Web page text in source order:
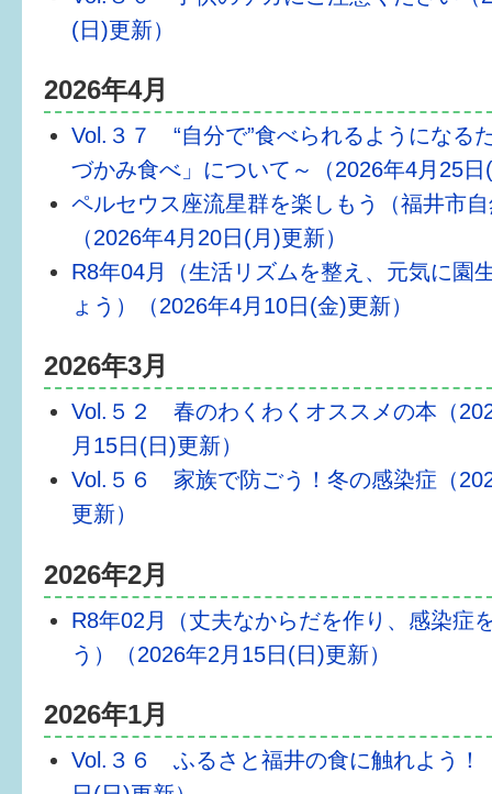
(日)更新）
2026年4月
Vol.３７ “自分で”食べられるようにな
づかみ食べ」について～（2026年4月25
ペルセウス座流星群を楽しもう（福井市
（2026年4月20日(月)更新）
R8年04月（生活リズムを整え、元気に園
ょう）（2026年4月10日(金)更新）
2026年3月
Vol.５２ 春のわくわくオススメの本（
月15日(日)更新）
Vol.５６ 家族で防ごう！冬の感染症（
更新）
2026年2月
R8年02月（丈夫なからだを作り、感染症
う）（2026年2月15日(日)更新）
2026年1月
Vol.３６ ふるさと福井の食に触れよう！